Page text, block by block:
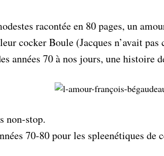
racontée en 80 pages, un
cocker Boule (Jacques n’avait
années 70 à nos jours, une histoire
non-stop.
70-80 pour les spleenétiques de